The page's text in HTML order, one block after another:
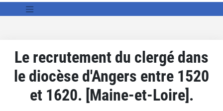
Le recrutement du clergé dans
le diocèse d'Angers entre 1520
et 1620. [Maine-et-Loire].